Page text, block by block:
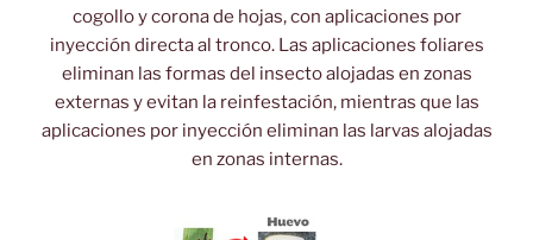
cogollo y corona de hojas, con aplicaciones por
inyección directa al tronco. Las aplicaciones foliares
eliminan las formas del insecto alojadas en zonas
externas y evitan la reinfestación, mientras que las
aplicaciones por inyección eliminan las larvas alojadas
en zonas internas.